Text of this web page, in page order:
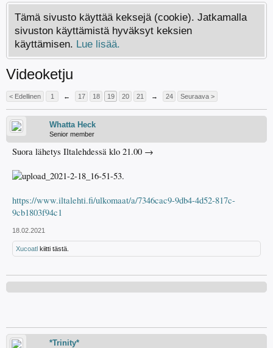
Tämä sivusto käyttää keksejä (cookie). Jatkamalla
sivuston käyttämistä hyväksyt keksien
käyttämisen. Lue lisää.
Videoketju
< Edellinen 1 ← 17 18 19 20 21 → 24 Seuraava >
Whatta Heck
Senior member
Suora lähetys Iltalehdessä klo 21.00 →
https://www.iltalehti.fi/ulkomaat/a/7346cac9-9db4-4d52-817c-
9cb1803f94c1
18.02.2021
Xucoatl kiitti tästä.
*Trinity*